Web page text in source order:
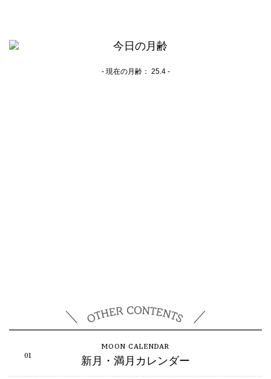
- 現在の月齢： 25.4 -
新月・満月カレンダー